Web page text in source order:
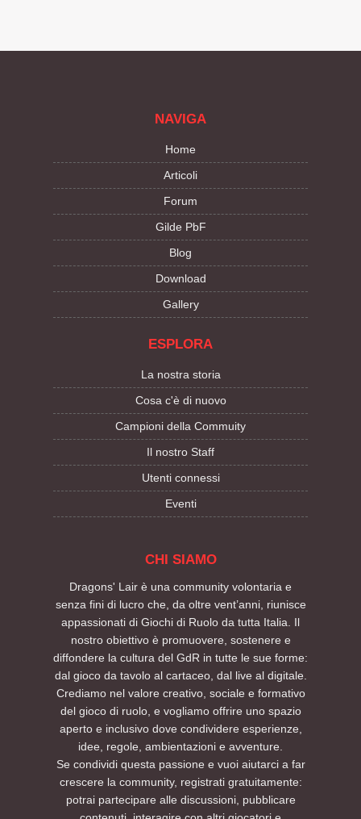
NAVIGA
Home
Articoli
Forum
Gilde PbF
Blog
Download
Gallery
ESPLORA
La nostra storia
Cosa c'è di nuovo
Campioni della Commuity
Il nostro Staff
Utenti connessi
Eventi
CHI SIAMO
Dragons' Lair è una community volontaria e
senza fini di lucro che, da oltre vent’anni, riunisce
appassionati di Giochi di Ruolo da tutta Italia. Il
nostro obiettivo è promuovere, sostenere e
diffondere la cultura del GdR in tutte le sue forme:
dal gioco da tavolo al cartaceo, dal live al digitale.
Crediamo nel valore creativo, sociale e formativo
del gioco di ruolo, e vogliamo offrire uno spazio
aperto e inclusivo dove condividere esperienze,
idee, regole, ambientazioni e avventure.
Se condividi questa passione e vuoi aiutarci a far
crescere la community, registrati gratuitamente:
potrai partecipare alle discussioni, pubblicare